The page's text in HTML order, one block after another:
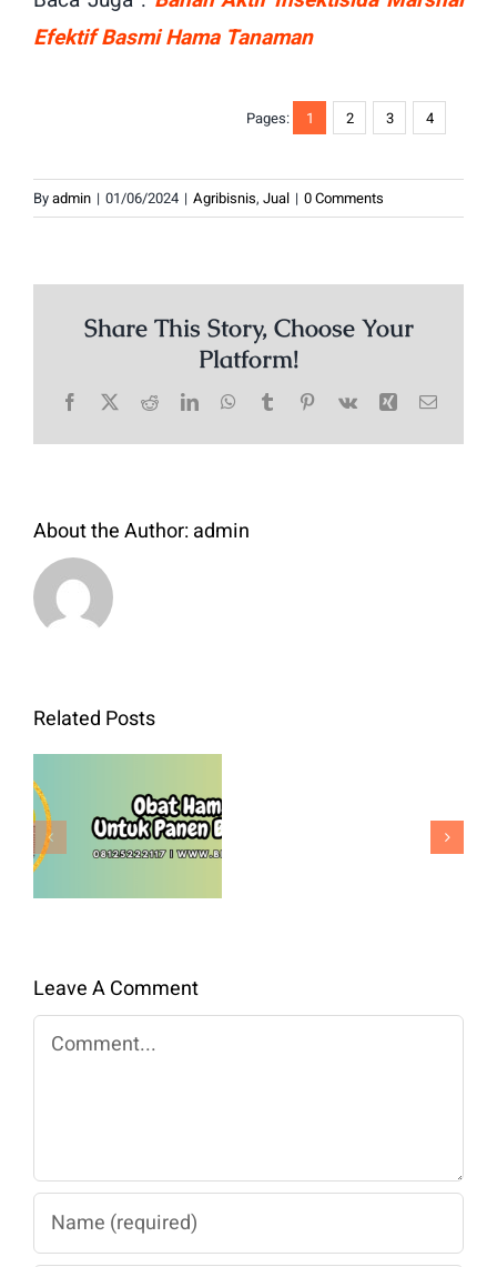
Efektif Basmi Hama Tanaman
Pages: 1 2 3 4
Byadmin | 01/06/2024 | Agribisnis, Jual | 0 Comments
Share This Story, Choose Your
Platform!
Facebook
X RedditLinkedInWhatsApp
TumblrPinterest
Vk Xing Email
About the Author:admin
Related Posts
Obat Hama
Padi Untuk
Panen
Berkualitas
Leave A Comment
Comment